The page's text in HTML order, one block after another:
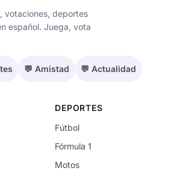
votaciones, deportes
español. Juega, vota
💬 Amistad 💬 Actualidad
DEPORTES
Fútbol
Fórmula 1
Motos